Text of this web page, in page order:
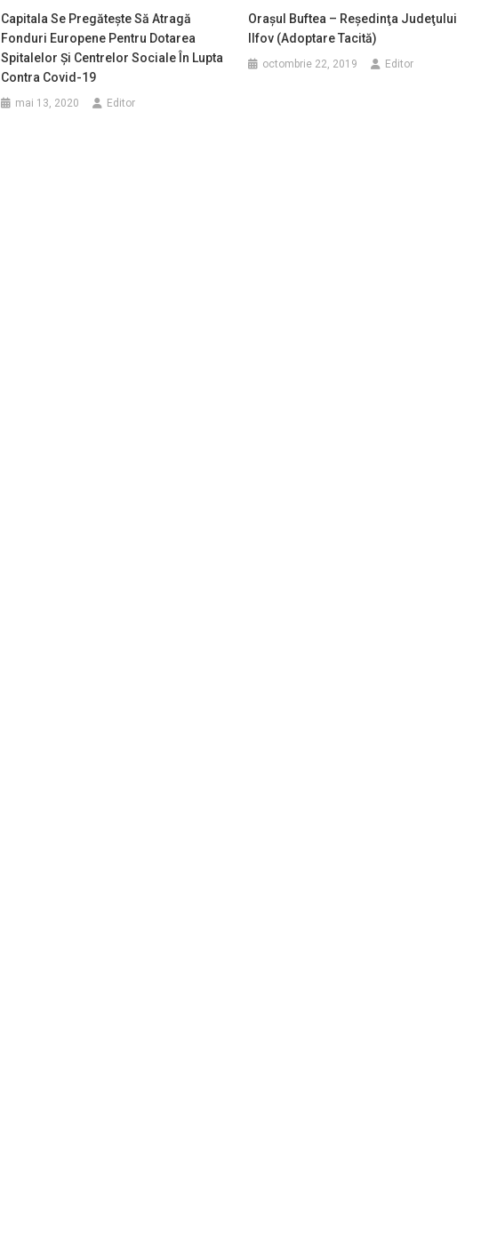
Capitala Se Pregăteşte Să Atragă
Fonduri Europene Pentru Dotarea
Spitalelor Şi Centrelor Sociale În Lupta
Contra Covid-19
mai 13, 2020 Editor
Oraşul Buftea – Reşedinţa Judeţului
Ilfov (adoptare Tacită)
octombrie 22, 2019 Editor